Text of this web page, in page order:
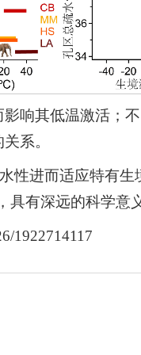
响其低温激活；
系。
性进而适应特有
有深远的科学意
1922714117